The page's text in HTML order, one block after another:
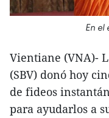
En el
Vientiane (VNA)-
(SBV) donó hoy
de fideos
para ayudarlos a